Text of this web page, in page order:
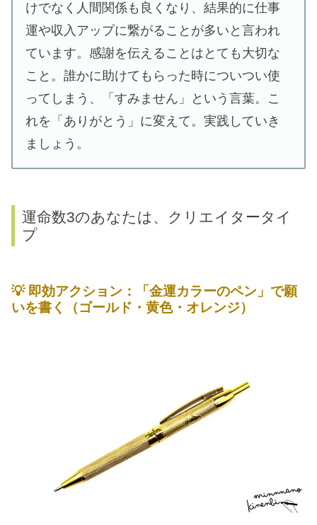
けでなく人間関係も良くなり、結果的に仕事
運や収入アップに繋がることが多いと言われ
ています。感謝を伝えることはとても大切な
こと。誰かに助けてもらった時についつい使
ってしまう、「すみません」という言葉。こ
れを「ありがとう」に変えて。実践していき
ましょう。
運命数3のあなたは、クリエイタータイ
プ
💡 即効アクション：「金運カラーのペン」で願
いを書く（ゴールド・黄色・オレンジ）